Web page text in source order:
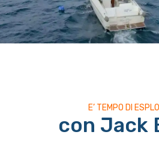
E’ TEMPO DI
con Jack